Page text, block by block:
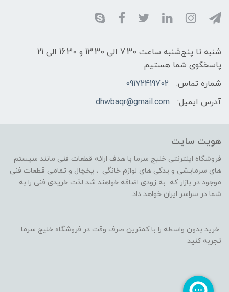
شنبه تا پنج‌شنبه ساعت 7.30 الی 13.30 و 16.30 الی 21
پاسخگوی شما هستیم
شماره تماس:
09172419702
آدرس ایمیل:
dhwbaqr@gmail.com
هویت سایت
فروشگاه اینترنتی خلیج سرما با هدف ارائه قطعات فنی مانند سیستم
های سرمایشی و یدکی های لوازم خانگی ، یخچال و تمامی قطعات فنی
موجود در بازار که به زودی اضافه خواهند شد لذت خریدی فنی را به
شما در سراسر ایران خواهد داد.
خرید بدون واسطه را با کمترین صرف وقت در فروشگاه خلیج سرما
تجربه کنید